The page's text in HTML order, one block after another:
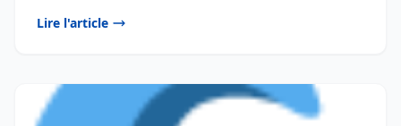
Lire l'article